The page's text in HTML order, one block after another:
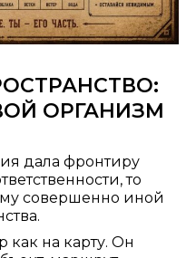
ОРГАНИЗМ
дала фронтиру
то
совершенно иной
как на карту. Он